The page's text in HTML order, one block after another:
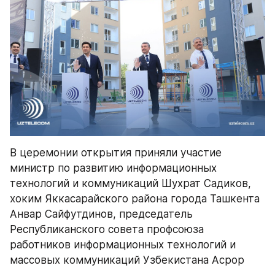
В церемонии открытия приняли участие
министр по развитию информационных
технологий и коммуникаций Шухрат Садиков,
хоким Яккасарайского района города Ташкента
Анвар Сайфутдинов, председатель
Республиканского совета профсоюза
работников информационных технологий и
массовых коммуникаций Узбекистана Асрор